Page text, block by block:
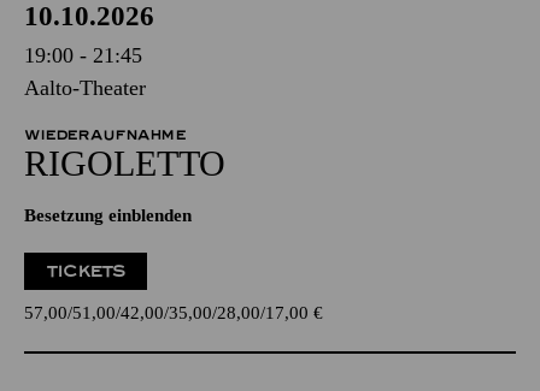
10.10.2026
19:00 - 21:45
Aalto-Theater
WIEDERAUFNAHME
RIGO­LETTO
Besetzung einblenden
TICKETS
57,00 51,00 42,00 35,00 28,00 17,00 €